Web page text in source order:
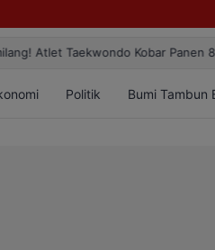
Atlet Taekwondo Kobar Panen 89
Politik Bumi Tambun